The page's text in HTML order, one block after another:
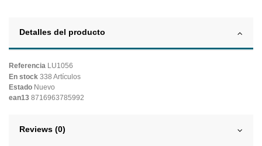
Detalles del producto
Referencia LU1056
En stock 338 Artículos
Estado Nuevo
ean13 8716963785992
Reviews (0)